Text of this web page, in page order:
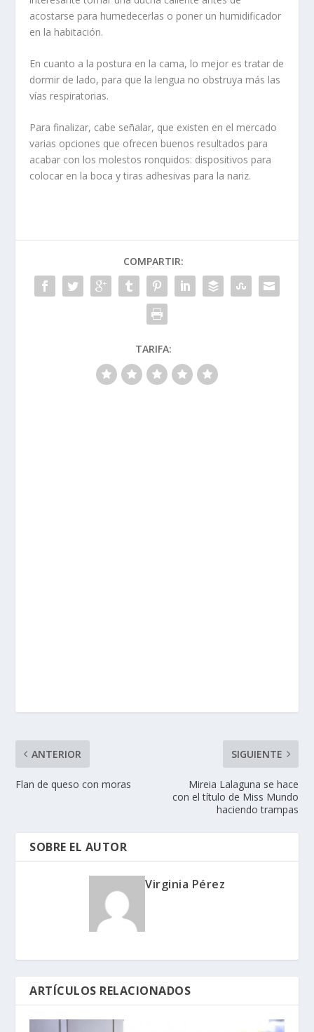
acostarse para humedecerlas o poner un humidificador
en la habitación.
En cuanto a la postura en la cama, lo mejor es tratar de
dormir de lado, para que la lengua no obstruya más las
vías respiratorias.
Para finalizar, cabe señalar, que existen en el mercado
varias opciones que ofrecen buenos resultados para
acabar con los molestos ronquidos: dispositivos para
colocar en la boca y tiras adhesivas para la nariz.
COMPARTIR:
TARIFA:
ANTERIOR
Flan de queso con moras
SIGUIENTE
Mireia Lalaguna se hace
con el título de Miss Mundo
haciendo trampas
SOBRE EL AUTOR
Virginia Pérez
ARTÍCULOS RELACIONADOS